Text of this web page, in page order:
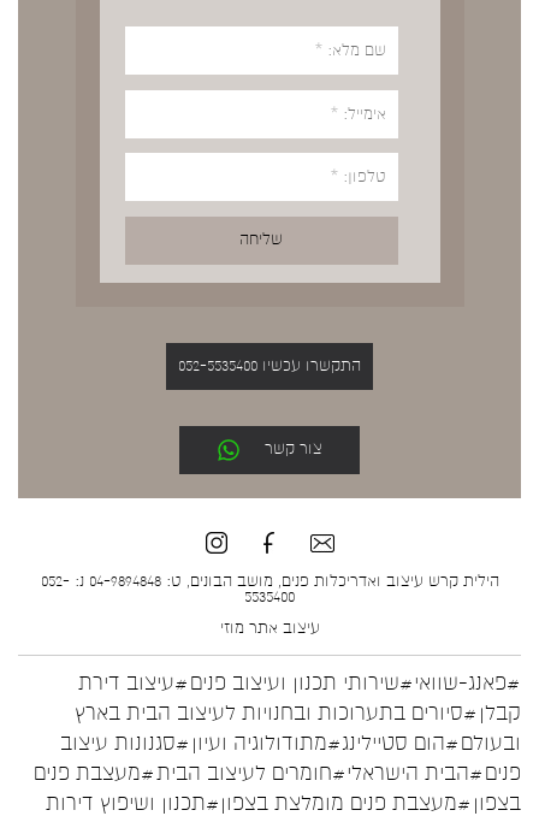
התקשרו עכשיו 052-5535400
צור קשר
הילית קרש עיצוב ואדריכלות פנים, מושב הבונים, ט: 04-9894848 נ: 052-
5535400
עיצוב אתר מוזי
#פאנג-שוואי#שירותי תכנון ועיצוב פנים#עיצוב דירת
קבלן #סיורים בתערוכות ובחנויות לעיצוב הבית בארץ
ובעולם#הום סטיילינג#מתודולוגיה ועיון #סגנונות עיצוב
פנים#הבית הישראלי#חומרים לעיצוב הבית#מעצבת פנים
בצפון #מעצבת פנים מומלצת בצפון#תכנון ושיפוץ דירות